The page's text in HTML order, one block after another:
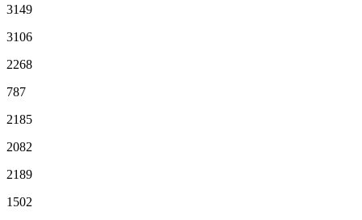
3149
3106
2268
787
2185
2082
2189
1502